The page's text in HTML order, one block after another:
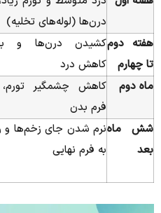
درن‌ها (لوله‌های تخلیه)
هفته دوم
تا چهارم
کشیدن درن‌ها و
کاهش درد
ماه دوم
کاهش چشمگیر تورم،
فرم بدن
شش ماه
بعد
نرم شدن جای زخم‌ها و
به فرم نهایی